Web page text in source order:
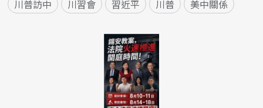
川普訪中 川習會 習近平 川普 美中關係